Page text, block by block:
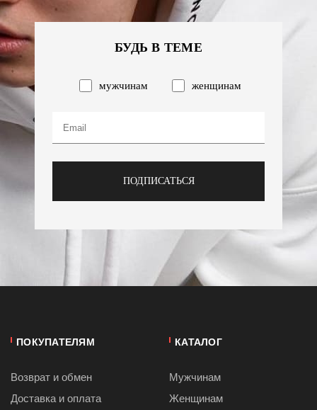
БУДЬ В ТЕМЕ
мужчинам женщинам
ПОДПИСАТЬСЯ
ПОКУПАТЕЛЯМ
Возврат и обмен
Доставка и оплата
КАТАЛОГ
Мужчинам
Женщинам